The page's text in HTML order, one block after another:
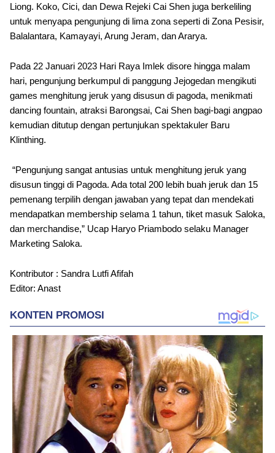
Liong. Koko, Cici, dan Dewa Rejeki Cai Shen juga berkeliling
untuk menyapa pengunjung di lima zona seperti di Zona Pesisir,
Balalantara, Kamayayi, Arung Jeram, dan Ararya.
Pada 22 Januari 2023 Hari Raya Imlek disore hingga malam
hari, pengunjung berkumpul di panggung Jejogedan mengikuti
games menghitung jeruk yang disusun di pagoda, menikmati
dancing fountain, atraksi Barongsai, Cai Shen bagi-bagi angpao
kemudian ditutup dengan pertunjukan spektakuler Baru
Klinthing.
“Pengunjung sangat antusias untuk menghitung jeruk yang
disusun tinggi di Pagoda. Ada total 200 lebih buah jeruk dan 15
pemenang terpilih dengan jawaban yang tepat dan mendekati
mendapatkan membership selama 1 tahun, tiket masuk Saloka,
dan merchandise,” Ucap Haryo Priambodo selaku Manager
Marketing Saloka.
Kontributor : Sandra Lutfi Afifah
Editor: Anast